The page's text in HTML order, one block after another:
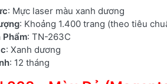
: Mực laser màu xanh dương
: Khoảng 1.400 trang (theo tiêu
Phẩm: TN-263C
: Xanh dương
: 12 tháng